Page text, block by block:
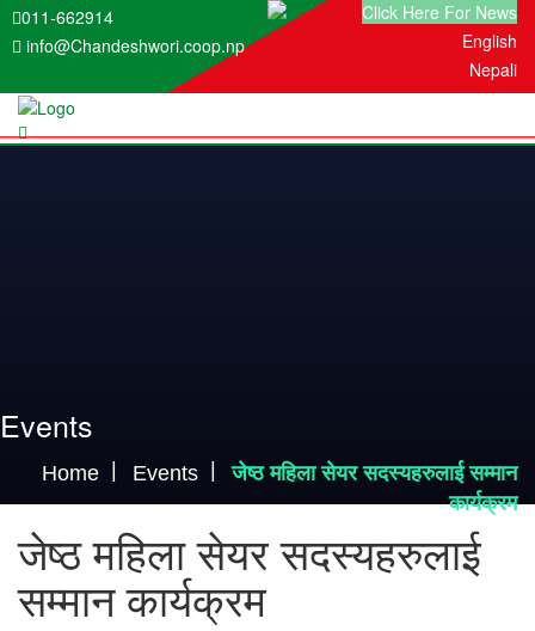
011-662914
info@Chandeshwori.coop.np
Click Here For News
English
Nepali
Events
Home Events
जेष्ठ महिला सेयर सदस्यहरुलाई सम्मान
कार्यक्रम
जेष्ठ महिला सेयर सदस्यहरुलाई
सम्मान कार्यक्रम